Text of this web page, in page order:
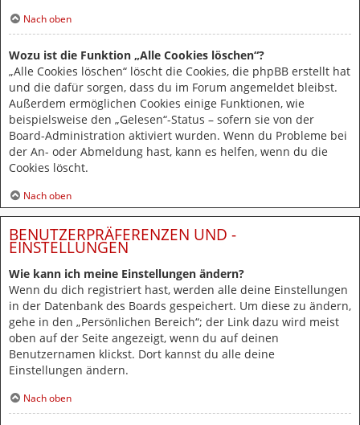
Nach oben
Wozu ist die Funktion „Alle Cookies löschen“?
„Alle Cookies löschen“ löscht die Cookies, die phpBB erstellt hat
und die dafür sorgen, dass du im Forum angemeldet bleibst.
Außerdem ermöglichen Cookies einige Funktionen, wie
beispielsweise den „Gelesen“-Status – sofern sie von der
Board-Administration aktiviert wurden. Wenn du Probleme bei
der An- oder Abmeldung hast, kann es helfen, wenn du die
Cookies löscht.
Nach oben
BENUTZERPRÄFERENZEN UND -
EINSTELLUNGEN
Wie kann ich meine Einstellungen ändern?
Wenn du dich registriert hast, werden alle deine Einstellungen
in der Datenbank des Boards gespeichert. Um diese zu ändern,
gehe in den „Persönlichen Bereich“; der Link dazu wird meist
oben auf der Seite angezeigt, wenn du auf deinen
Benutzernamen klickst. Dort kannst du alle deine
Einstellungen ändern.
Nach oben